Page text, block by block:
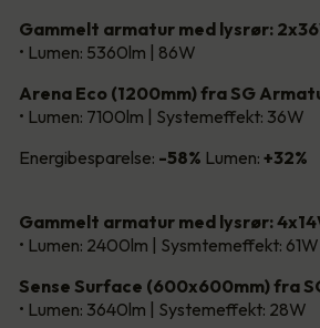
Gammelt armatur med lysrør:
• Lumen: 5360lm | 86W
Arena Eco (1200mm) fra SG
• Lumen: 7100lm | Systemeffekt: 36W
Energibesparelse: -58% Lumen: +32%
Gammelt armatur med lysrør:
• Lumen: 2400lm | Sysmtemeffekt: 61W
Sense Surface (600x600mm) fra
• Lumen: 3640lm | Systemeffekt: 28W